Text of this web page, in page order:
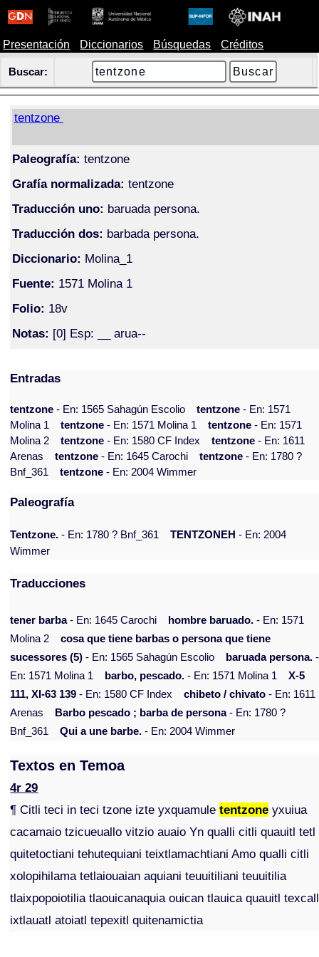
Presentación Diccionarios Búsquedas Créditos
Buscar:
tentzone
Paleografía: tentzone
Grafía normalizada: tentzone
Traducción uno: baruada persona.
Traducción dos: barbada persona.
Diccionario: Molina_1
Fuente: 1571 Molina 1
Folio: 18v
Notas: [0] Esp: __ arua--
Entradas
tentzone- En: 1565 Sahagún Escolio tentzone- En: 1571
Molina 1
tentzone- En: 1571 Molina 1 tentzone- En: 1571
Molina 2
tentzone- En: 1580 CF Index tentzone- En: 1611
Arenas
tentzone- En: 1645 Carochi tentzone- En: 1780 ?
Bnf_361
tentzone- En: 2004 Wimmer
Paleografía
Tentzone. - En: 1780 ? Bnf_361 TENTZONEH - En: 2004
Wimmer
Traducciones
tener barba- En: 1645 Carochi hombre baruado. - En: 1571
Molina 2
cosa que tiene barbas o persona que tiene
sucessores (5) - En: 1565 Sahagún Escolio baruada persona. -
En: 1571 Molina 1
barbo, pescado. - En: 1571 Molina 1
X-5
111, XI-63 139 - En: 1580 CF Index chibeto / chivato - En: 1611
Arenas
Barbo pescado ; barba de persona- En: 1780 ?
Bnf_361
Qui a une barbe. - En: 2004 Wimmer
Textos en Temoa
4r 29
¶ Citli teci in teci tzone izte yxquamuletentzone yxuiua
cacamaio tzicueuallo vitzio auaio Yn qualli citli quauitl tetl
quitetoctiani tehutequiani teixtlamachtiani Amo qualli citli
xolopihilama tetlaiouaian aquiani teuuitiliani teuuitilia
tlaixpopoiotilia tlaouicanaquia ouican tlauica quauitl
ixtlauatl atoiatl tepexitl quitenamictia